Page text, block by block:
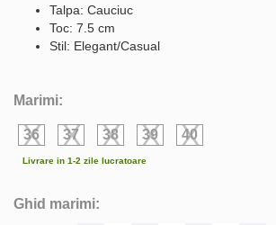
Talpa: Cauciuc
Toc: 7.5 cm
Stil: Elegant/Casual
Marimi:
36 37 38 39 40
Livrare in 1-2 zile lucratoare
Ghid marimi: